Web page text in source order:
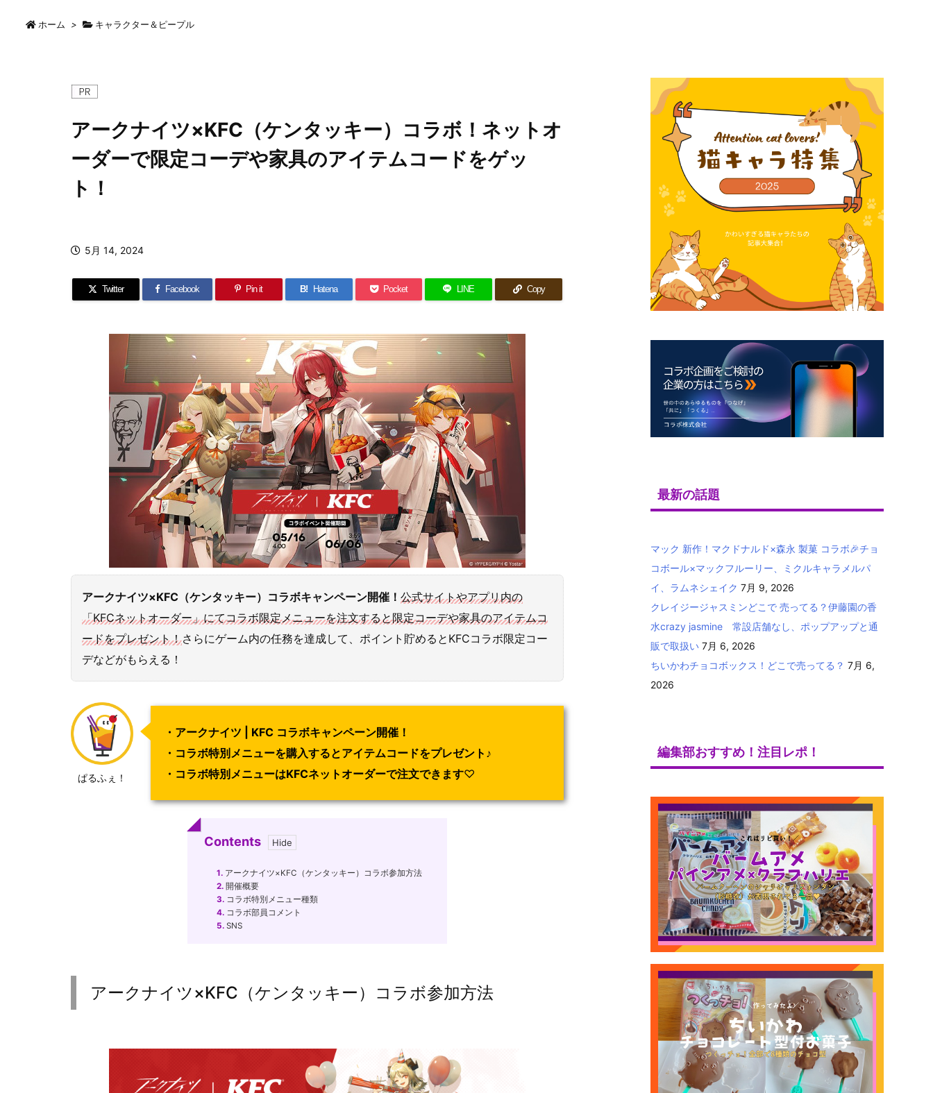
ホーム > キャラクター＆ピープル
アークナイツ×KFC（ケンタッキー）コラボ！ネットオ
ーダーで限定コーデや家具のアイテムコードをゲッ
ト！
5月 14, 2024
Twitter Facebook Pin it B! Hatena Pocket LINE Copy
アークナイツ×KFC（ケンタッキー）コラボキャンペーン開催！ 公式サイトやアプリ内の
「KFCネットオーダー」にてコラボ限定メニューを注文すると限定コーデや家具のアイテムコ
ードをプレゼント！さらにゲーム内の任務を達成して、ポイント貯めるとKFCコラボ限定コー
デなどがもらえる！
ぱるふぇ！
・アークナイツ | KFC コラボキャンペーン開催！
・コラボ特別メニューを購入するとアイテムコードをプレゼント♪
・コラボ特別メニューはKFCネットオーダーで注文できます♡
Contents
1. アークナイツ×KFC（ケンタッキー）コラボ参加方法
2. 開催概要
3. コラボ特別メニュー種類
4. コラボ部員コメント
5. SNS
アークナイツ×KFC（ケンタッキー）コラボ参加方法
最新の話題
マック 新作！マクドナルド×森永 製菓 コラボ🎉チョ
コボール×マックフルーリー、ミクルキャラメルパ
イ、ラムネシェイク 7月 9, 2026
クレイジージャスミンどこで 売ってる？伊藤園の香
水crazy jasmine 常設店舗なし、ポップアップと通
販で取扱い 7月 6, 2026
ちいかわチョコボックス！どこで売ってる？ 7月 6,
2026
編集部おすすめ！注目レポ！